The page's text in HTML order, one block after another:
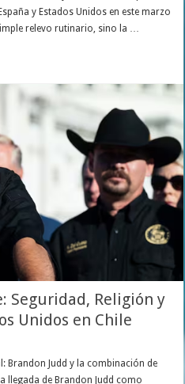
y Estados Unidos en este marzo
relevo rutinario, sino la …
Seguridad, Religión y
Unidos en Chile
Brandon Judd y la combinación de
llegada de Brandon Judd como